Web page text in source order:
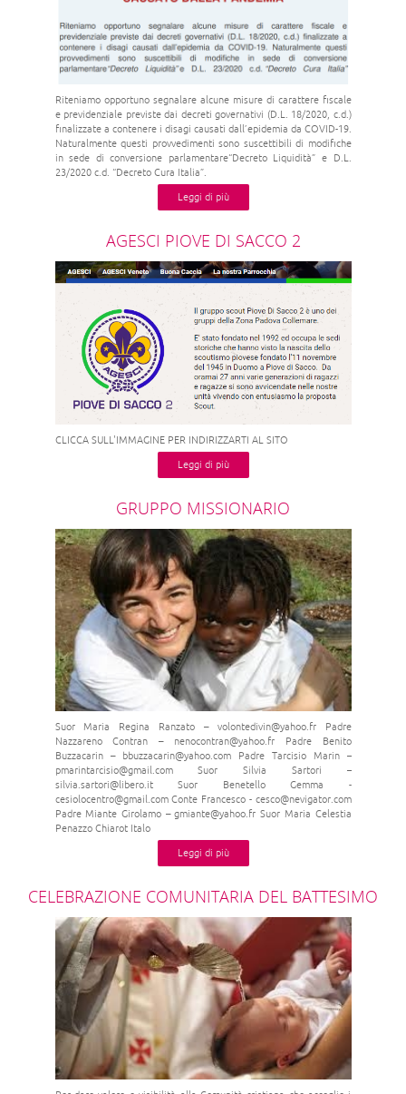
Riteniamo opportuno segnalare alcune misure di carattere fiscale
e previdenziale previste dai decreti governativi (D.L. 18/2020, c.d.)
finalizzate a contenere i disagi causati dall’epidemia da COVID-19.
Naturalmente questi provvedimenti sono suscettibili di modifiche
in sede di conversione parlamentare“Decreto Liquidità” e D.L.
23/2020 c.d. “Decreto Cura Italia”.
Leggi di più
AGESCI PIOVE DI SACCO 2
CLICCA SULL'IMMAGINE PER INDIRIZZARTI AL SITO
Leggi di più
GRUPPO MISSIONARIO
Suor Maria Regina Ranzato – volontedivin@yahoo.fr Padre
Nazzareno Contran – nenocontran@yahoo.fr Padre Benito
Buzzacarin – bbuzzacarin@yahoo.com Padre Tarcisio Marin –
pmarintarcisio@gmail.com Suor Silvia Sartori –
silvia.sartori@libero.it Suor Benetello Gemma -
cesiolocentro@gmail.com Conte Francesco - cesco@nevigator.com
Padre Miante Girolamo – gmiante@yahoo.fr Suor Maria Celestia
Penazzo Chiarot Italo
Leggi di più
CELEBRAZIONE COMUNITARIA DEL BATTESIMO